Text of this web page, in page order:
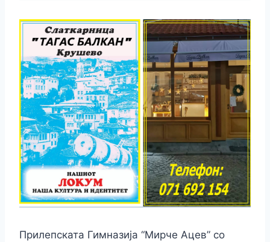
Прилепската Гимназија “Мирче Ацев” со